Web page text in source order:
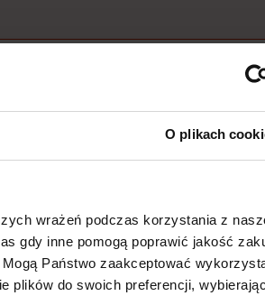
O plikach
wrażeń podczas korzystania z
gdy inne pomogą poprawić jakość
Państwo zaakceptować
plików do swoich preferencji,